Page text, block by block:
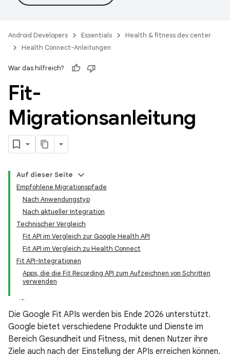
Android Developers Essentials
Health & fitness dev center
Health Connect-Anleitungen
War das hilfreich?
Fit-
Migrationsanleitung
Auf dieser Seite
Empfohlene Migrationspfade
Nach Anwendungstyp
Nach aktueller Integration
Technischer Vergleich
Fit API im Vergleich zur Google Health API
Fit API im Vergleich zu Health Connect
Fit API-Integrationen
Apps, die die Fit Recording API zum Aufzeichnen von Schritten
verwenden
Die Google Fit APIs werden bis Ende 2026 unterstützt.
Google bietet verschiedene Produkte und Dienste im
Bereich Gesundheit und Fitness, mit denen Nutzer ihre
Ziele auch nach der Einstellung der APIs erreichen können.